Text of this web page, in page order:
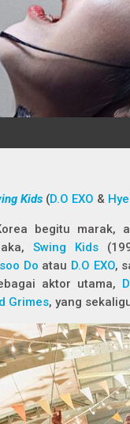
Kids (D.O EXO &
begitu marak,
Swing Kids
Do atau D.O EXO,
aktor utama,
Grimes, yang